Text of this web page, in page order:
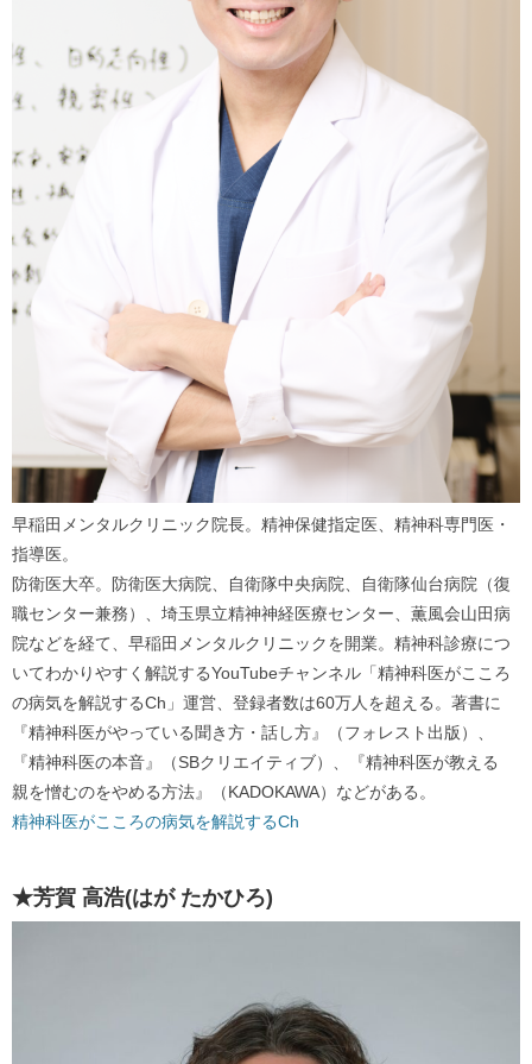
早稲田メンタルクリニック院長。精神保健指定医、精神科専門医・
指導医。
防衛医大卒。防衛医大病院、自衛隊中央病院、自衛隊仙台病院（復
職センター兼務）、埼玉県立精神神経医療センター、薫風会山田病
院などを経て、早稲田メンタルクリニックを開業。精神科診療につ
いてわかりやすく解説するYouTubeチャンネル「精神科医がこころ
の病気を解説するCh」運営、登録者数は60万人を超える。著書に
『精神科医がやっている聞き方・話し方』（フォレスト出版）、
『精神科医の本音』（SBクリエイティブ）、『精神科医が教える
親を憎むのをやめる方法』（KADOKAWA）などがある。
精神科医がこころの病気を解説するCh
★芳賀 高浩(はが たかひろ)